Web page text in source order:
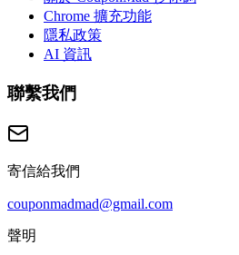
Chrome 擴充功能
隱私政策
AI 資訊
聯繫我們
寄信給我們
couponmadmad@gmail.com
聲明